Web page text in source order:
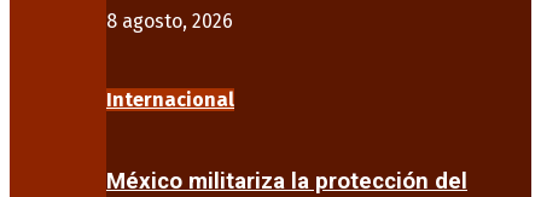
8 agosto, 2026
Internacional
México militariza la protección del